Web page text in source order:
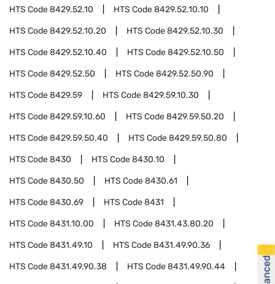
HTS Code8429.52.10 HTS Code8429.52.10.10
HTS Code8429.52.10.20 HTS Code8429.52.10.30
HTS Code8429.52.10.40 HTS Code8429.52.10.50
HTS Code8429.52.50 HTS Code8429.52.50.90
HTS Code8429.59 HTS Code8429.59.10.30
HTS Code8429.59.10.60 HTS Code8429.59.50.20
HTS Code8429.59.50.40 HTS Code8429.59.50.80
HTS Code8430 HTS Code8430.10
HTS Code8430.50 HTS Code8430.61
HTS Code8430.69 HTS Code8431
HTS Code8431.10.00 HTS Code8431.43.80.20
HTS Code8431.49.10 HTS Code8431.49.90.36
HTS Code8431.49.90.38 HTS Code8431.49.90.44